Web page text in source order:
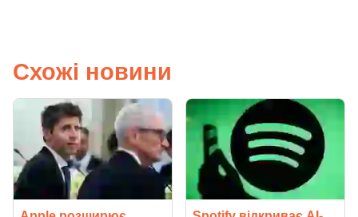
Схожі новини